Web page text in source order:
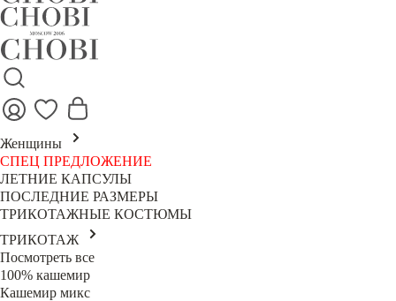
Женщины
СПЕЦ ПРЕДЛОЖЕНИЕ
ЛЕТНИЕ КАПСУЛЫ
ПОСЛЕДНИЕ РАЗМЕРЫ
ТРИКОТАЖНЫЕ КОСТЮМЫ
ТРИКОТАЖ
Посмотреть все
100% кашемир
Кашемир микс